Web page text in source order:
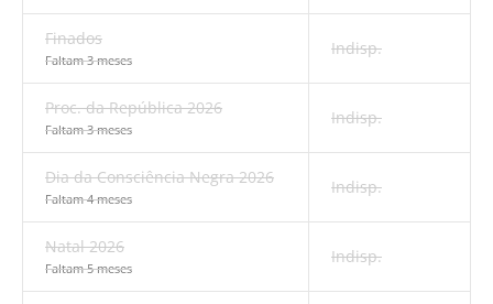
Finados
Faltam 3 meses
Indisp.
Proc. da República 2026
Faltam 3 meses
Indisp.
Dia da Consciência Negra 2026
Faltam 4 meses
Indisp.
Natal 2026
Faltam 5 meses
Indisp.